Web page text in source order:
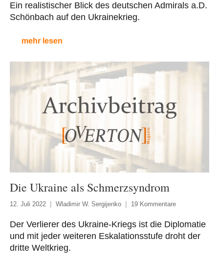
Ein realistischer Blick des deutschen Admirals a.D.
Schönbach auf den Ukrainekrieg.
mehr lesen
Die Ukraine als Schmerzsyndrom
12. Juli 2022 Wladimir W. Sergijenko 19 Kommentare
Der Verlierer des Ukraine-Kriegs ist die Diplomatie
und mit jeder weiteren Eskalationsstufe droht der
dritte Weltkrieg.